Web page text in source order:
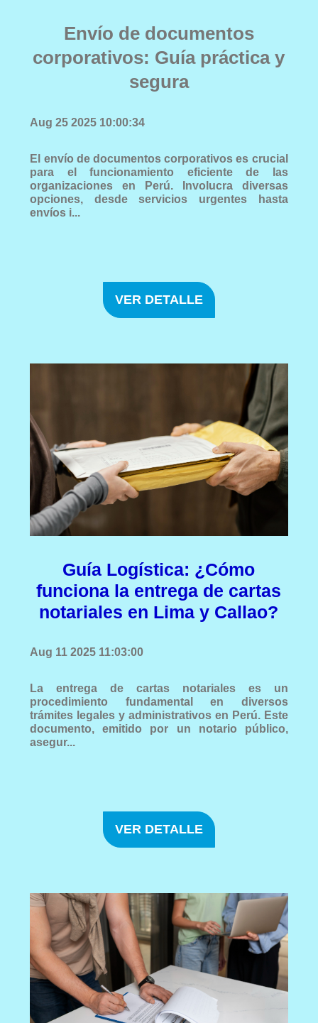
Envío de documentos
corporativos: Guía práctica y
segura
Aug 25 2025 10:00:34
El envío de documentos corporativos es crucial
para el funcionamiento eficiente de las
organizaciones en Perú. Involucra diversas
opciones, desde servicios urgentes hasta
envíos i...
VER DETALLE
Guía Logística: ¿Cómo
funciona la entrega de cartas
notariales en Lima y Callao?
Aug 11 2025 11:03:00
La entrega de cartas notariales es un
procedimiento fundamental en diversos
trámites legales y administrativos en Perú. Este
documento, emitido por un notario público,
asegur...
VER DETALLE